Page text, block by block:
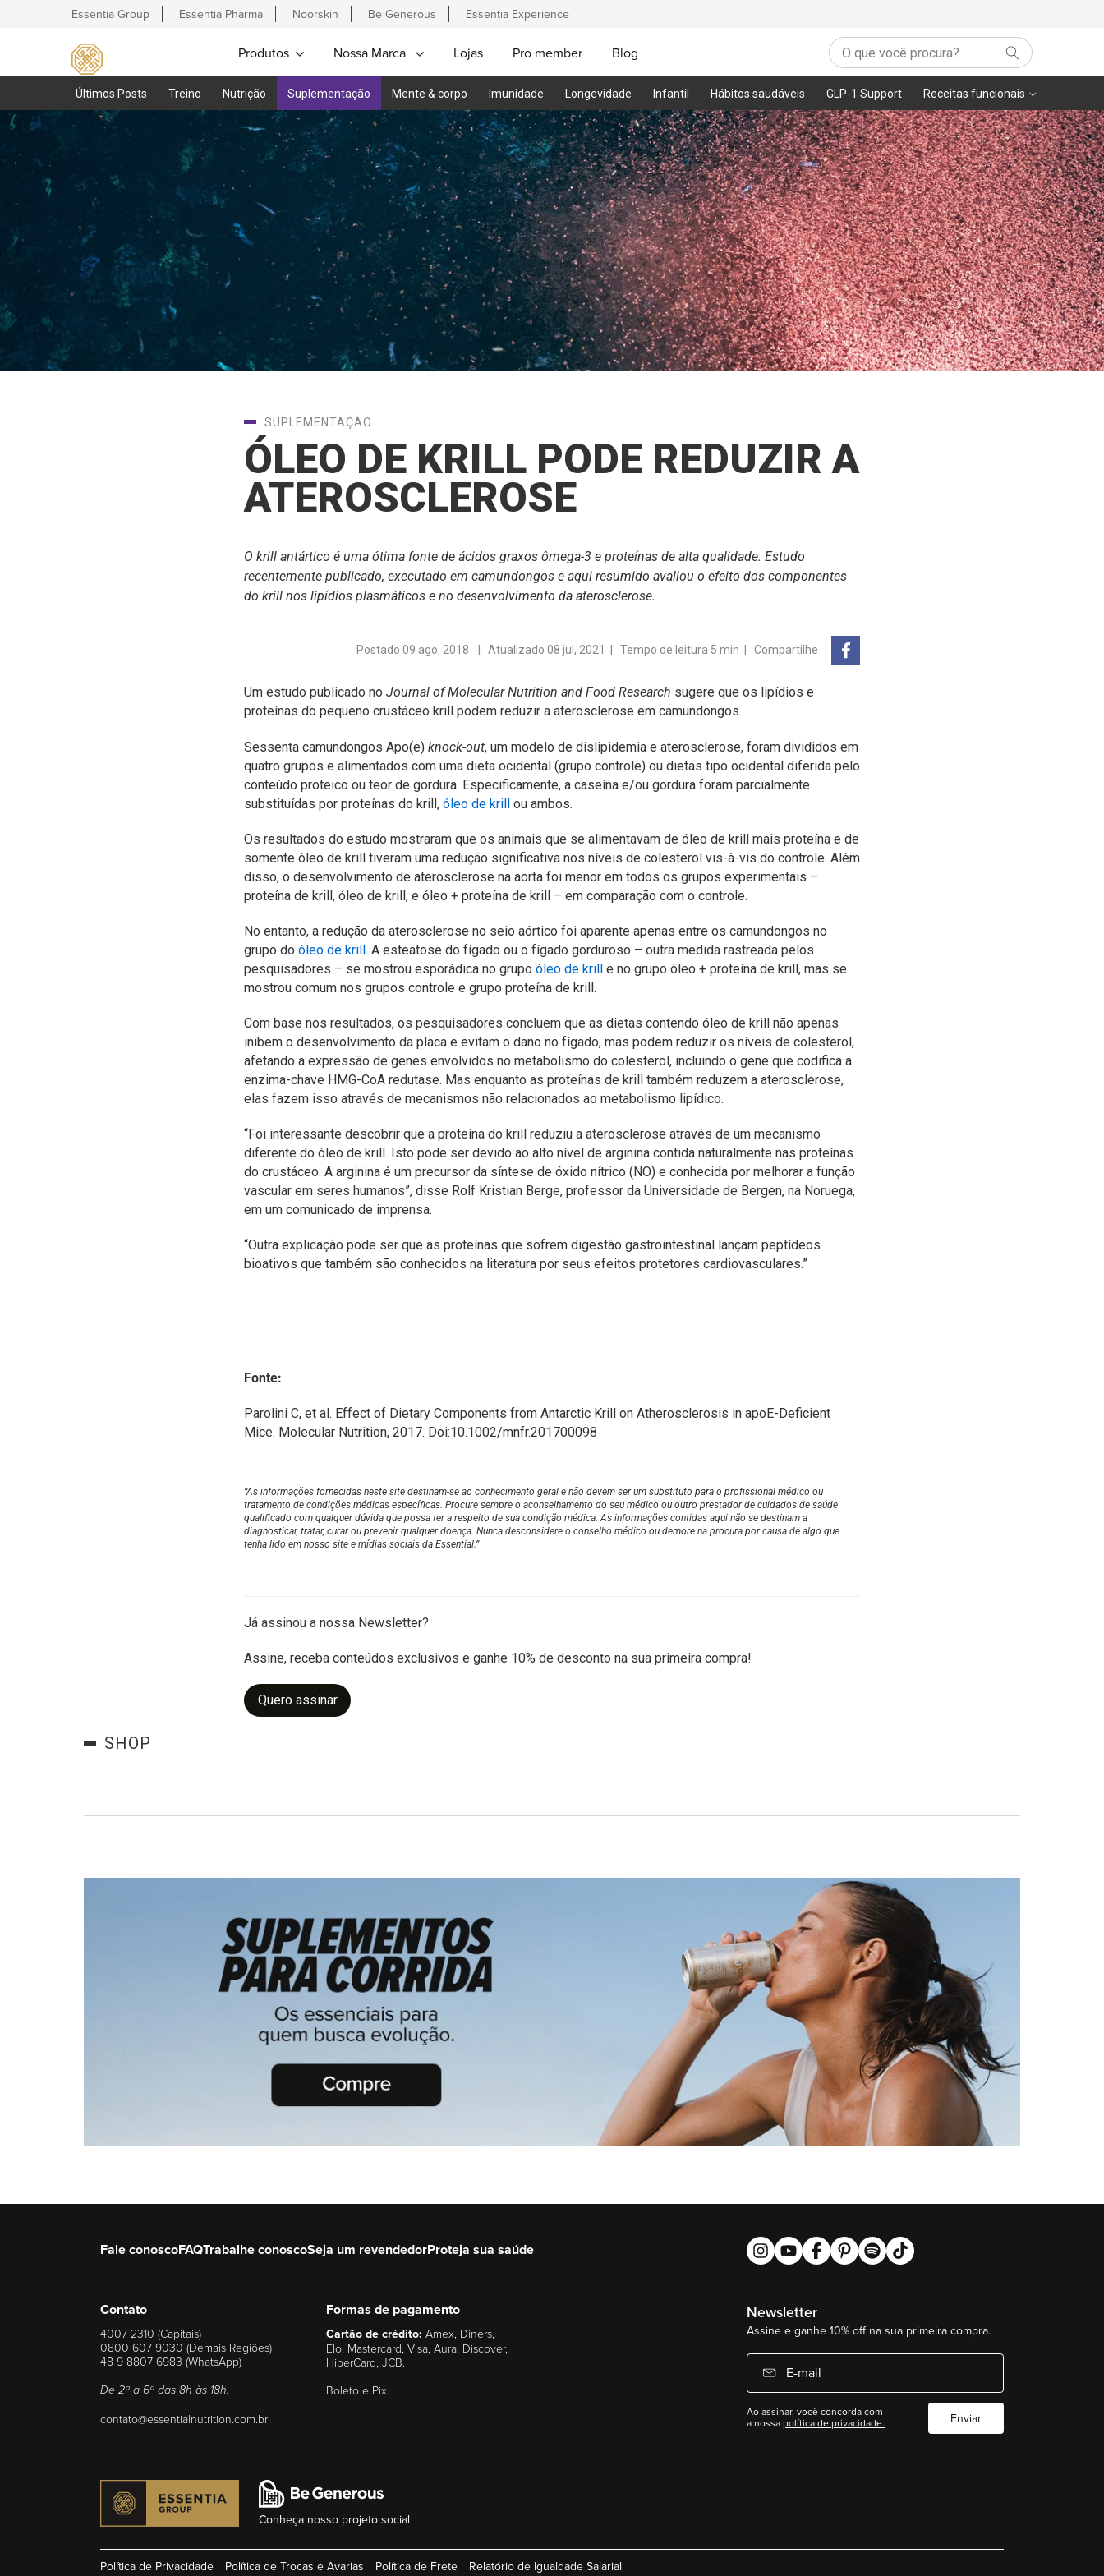
Essentia Group Essentia Pharma Noorskin Be Generous Essentia Experience
Produtos Nossa Marca Lojas Pro member Blog
Últimos Posts Treino Nutrição Suplementação Mente & corpo Imunidade Longevidade Infantil Hábitos saudáveis GLP-1 Support Receitas funcionais
SUPLEMENTAÇÃO
ÓLEO DE KRILL PODE REDUZIR A
ATEROSCLEROSE
O krill antártico é uma ótima fonte de ácidos graxos ômega-3 e proteínas de alta qualidade. Estudo
recentemente publicado, executado em camundongos e aqui resumido avaliou o efeito dos componentes
do krill nos lipídios plasmáticos e no desenvolvimento da aterosclerose.
Postado 09 ago, 2018 | Atualizado 08 jul, 2021 | Tempo de leitura 5 min Compartilhe
Um estudo publicado no Journal of Molecular Nutrition and Food Research sugere que os lipídios e
proteínas do pequeno crustáceo krill podem reduzir a aterosclerose em camundongos.
Sessenta camundongos Apo(e) knock-out, um modelo de dislipidemia e aterosclerose, foram divididos em
quatro grupos e alimentados com uma dieta ocidental (grupo controle) ou dietas tipo ocidental diferida pelo
conteúdo proteico ou teor de gordura. Especificamente, a caseína e/ou gordura foram parcialmente
substituídas por proteínas do krill, óleo de krill ou ambos.
Os resultados do estudo mostraram que os animais que se alimentavam de óleo de krill mais proteína e de
somente óleo de krill tiveram uma redução significativa nos níveis de colesterol vis-à-vis do controle. Além
disso, o desenvolvimento de aterosclerose na aorta foi menor em todos os grupos experimentais –
proteína de krill, óleo de krill, e óleo + proteína de krill – em comparação com o controle.
No entanto, a redução da aterosclerose no seio aórtico foi aparente apenas entre os camundongos no
grupo do óleo de krill. A esteatose do fígado ou o fígado gorduroso – outra medida rastreada pelos
pesquisadores – se mostrou esporádica no grupo óleo de krill e no grupo óleo + proteína de krill, mas se
mostrou comum nos grupos controle e grupo proteína de krill.
Com base nos resultados, os pesquisadores concluem que as dietas contendo óleo de krill não apenas
inibem o desenvolvimento da placa e evitam o dano no fígado, mas podem reduzir os níveis de colesterol,
afetando a expressão de genes envolvidos no metabolismo do colesterol, incluindo o gene que codifica a
enzima-chave HMG-CoA redutase. Mas enquanto as proteínas de krill também reduzem a aterosclerose,
elas fazem isso através de mecanismos não relacionados ao metabolismo lipídico.
“Foi interessante descobrir que a proteína do krill reduziu a aterosclerose através de um mecanismo
diferente do óleo de krill. Isto pode ser devido ao alto nível de arginina contida naturalmente nas proteínas
do crustáceo. A arginina é um precursor da síntese de óxido nítrico (NO) e conhecida por melhorar a função
vascular em seres humanos”, disse Rolf Kristian Berge, professor da Universidade de Bergen, na Noruega,
em um comunicado de imprensa.
“Outra explicação pode ser que as proteínas que sofrem digestão gastrointestinal lançam peptídeos
bioativos que também são conhecidos na literatura por seus efeitos protetores cardiovasculares.”
Fonte:
Parolini C, et al. Effect of Dietary Components from Antarctic Krill on Atherosclerosis in apoE-Deficient
Mice. Molecular Nutrition, 2017. Doi:10.1002/mnfr.201700098
“As informações fornecidas neste site destinam-se ao conhecimento geral e não devem ser um substituto para o profissional médico ou
tratamento de condições médicas específicas. Procure sempre o aconselhamento do seu médico ou outro prestador de cuidados de saúde
qualificado com qualquer dúvida que possa ter a respeito de sua condição médica. As informações contidas aqui não se destinam a
diagnosticar, tratar, curar ou prevenir qualquer doença. Nunca desconsidere o conselho médico ou demore na procura por causa de algo que
tenha lido em nosso site e mídias sociais da Essential.”
Já assinou a nossa Newsletter?
Assine, receba conteúdos exclusivos e ganhe 10% de desconto na sua primeira compra!
Quero assinar
SHOP
Fale conoscoFAQTrabalhe conoscoSeja um revendedorProteja sua saúde
Contato
4007 2310 (Capitais)
0800 607 9030 (Demais Regiões)
48 9 8807 6983 (WhatsApp)
De 2ª a 6ª das 8h às 18h.
contato@essentialnutrition.com.br
Formas de pagamento
Cartão de crédito: Amex, Diners,
Elo, Mastercard, Visa, Aura, Discover,
HiperCard, JCB.
Boleto e Pix.
Newsletter
Assine e ganhe 10% off na sua primeira compra.
E-mail
Ao assinar, você concorda com
a nossapolítica de privacidade. Enviar
Conheça nosso projeto social
Política de Privacidade Política de Trocas e Avarias Política de Frete Relatório de Igualdade Salarial